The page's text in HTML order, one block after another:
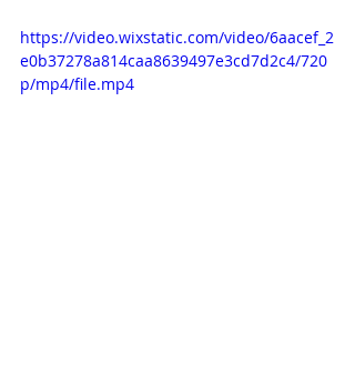
https://video.wixstatic.com/video/6aacef_2
e0b37278a814caa8639497e3cd7d2c4/720
p/mp4/file.mp4